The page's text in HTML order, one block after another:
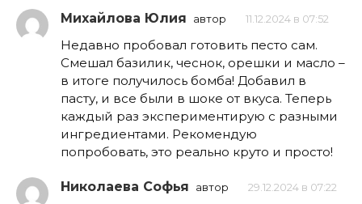
Михайлова Юлия автор 11.12.2024 в 07:52
Недавно пробовал готовить песто сам.
Смешал базилик, чеснок, орешки и масло –
в итоге получилось бомба! Добавил в
пасту, и все были в шоке от вкуса. Теперь
каждый раз экспериментирую с разными
ингредиентами. Рекомендую
попробовать, это реально круто и просто!
Николаева Софья автор 29.12.2024 в 07:22